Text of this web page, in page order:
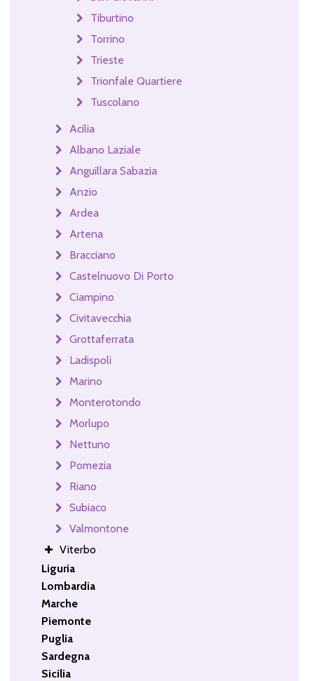
Tiburtino
Torrino
Trieste
Trionfale Quartiere
Tuscolano
Acilia
Albano Laziale
Anguillara Sabazia
Anzio
Ardea
Artena
Bracciano
Castelnuovo Di Porto
Ciampino
Civitavecchia
Grottaferrata
Ladispoli
Marino
Monterotondo
Morlupo
Nettuno
Pomezia
Riano
Subiaco
Valmontone
Viterbo
Liguria
Lombardia
Marche
Piemonte
Puglia
Sardegna
Sicilia